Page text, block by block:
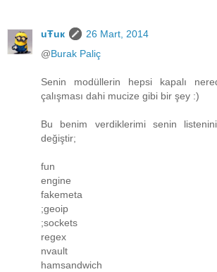
uŦuк
26 Mart, 2014
@Burak Paliç
Senin modüllerin hepsi kapalı
çalışması dahi mucize gibi bir şey :)
Bu benim verdiklerimi senin
değiştir;
fun
engine
fakemeta
;geoip
;sockets
regex
nvault
hamsandwich